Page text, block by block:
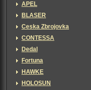
APEL
BLASER
Ceska Zbrojovka
CONTESSA
Dedal
Fortuna
HAWKE
HOLOSUN